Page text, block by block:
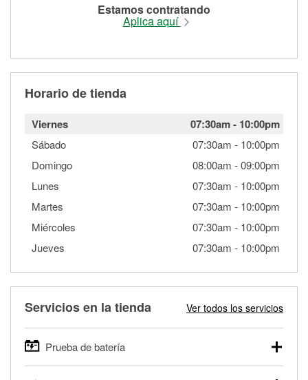
Estamos contratando
Aplica aquí
Horario de tienda
Viernes 07:30am- 10:00pm
Sábado 07:30am - 10:00pm
Domingo
08:00am -09:00pm
Lunes
07:30am - 10:00pm
Martes
07:30am - 10:00pm
Miércoles
07:30am - 10:00pm
Jueves
07:30am - 10:00pm
Servicios en la tienda Ver todos los servicios
Prueba de batería